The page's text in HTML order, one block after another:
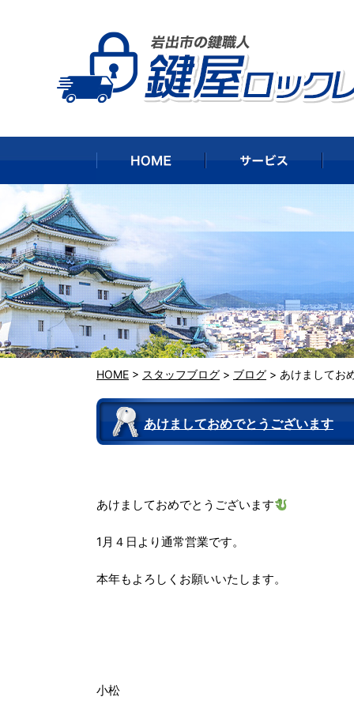
HOME > スタッフブログ > ブログ > あけましてお
あけましておめでとうございます
あけましておめでとうございます
1月４日より通常営業です。
本年もよろしくお願いいたします。
小松